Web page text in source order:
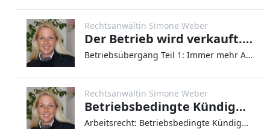
Rechtsanwältin Simone Weber
Der Betrieb wird verkauft. Verliere ich jetzt meinen Arbeitsplatz? Ihre Fragen zum Betriebsübergang werden hier beantwortet.
Betriebsübergang Teil 1: Immer mehr Arbeitnehmer sind verunsichert. Das Unternehmen oder eine Abteilung des Unternehmens
Rechtsanwältin Simone Weber
Betriebsbedingte Kündigung im Arbeitsrecht
Arbeitsrecht: Betriebsbedingte Kündigung. Das Wichtigste im Überblick Als „betriebsbedingte Kündigung“ bezeichnet m